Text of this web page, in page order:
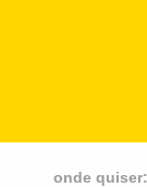
onde quiser: